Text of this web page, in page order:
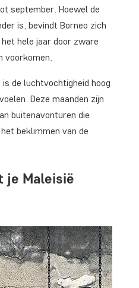
september. Hoewel de
is, bevindt Borneo zich
hele jaar door zware
voorkomen.
de luchtvochtigheid hoog
Deze maanden zijn
buitenavonturen die
beklimmen van de
je Maleisië